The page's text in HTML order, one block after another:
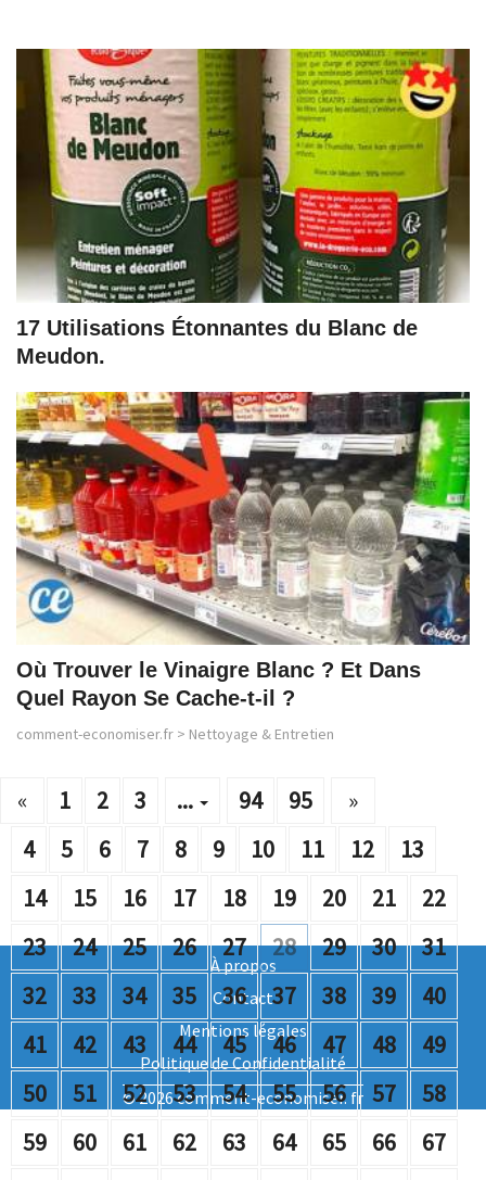
17 Utilisations Étonnantes du Blanc de
Meudon.
Où Trouver le Vinaigre Blanc ? Et Dans
Quel Rayon Se Cache-t-il ?
comment-economiser.fr > Nettoyage & Entretien
« 1 2 3
...
4
5 6 7 8 9 10 11 12
13
14
15 16 17 18 19 20 21
22
23
24 25 26 27 28 29 30
31
32
33 34 35 36 37 38 39
40
41
42 43 44 45 46 47 48
49
50
51 52 53 54 55 56 57
58
59
60 61 62 63 64 65 66
67
94 95 »
À propos
Contact
Mentions légales
Politique de Confidentialité
© 2026 comment-economiser. fr